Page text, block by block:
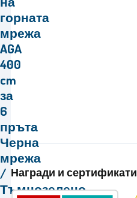
горната
мрежа
AGA
400
cm
за
6
пръта
Черна
мрежа
/
Тъмнозелено.
Награди и сертификати